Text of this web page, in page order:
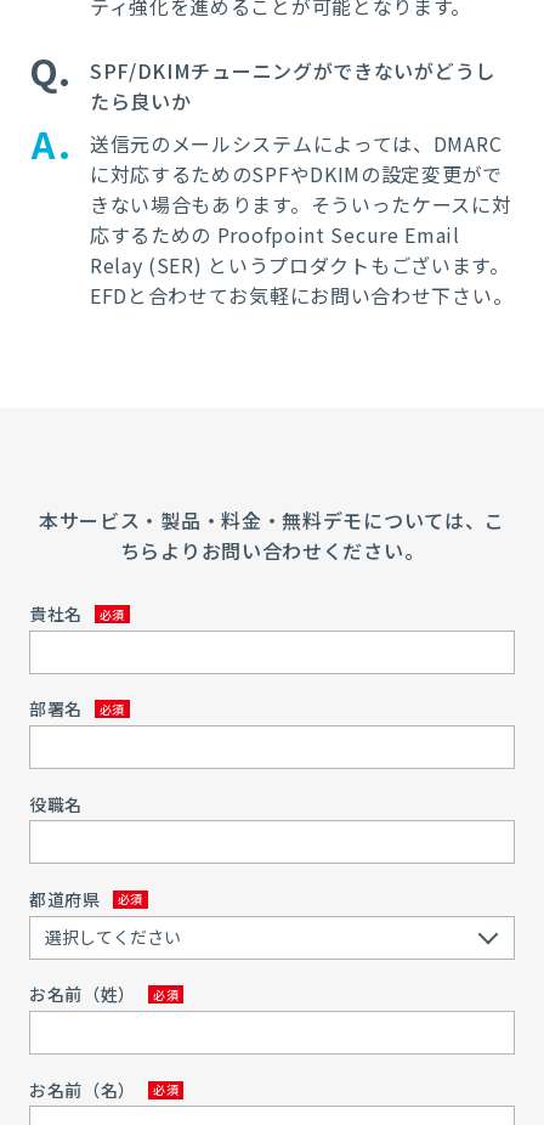
Q
SPF/DKIMチューニングができないがどうし
たら良いか
A
送信元のメールシステムによっては、DMARC
に対応するためのSPFやDKIMの設定変更がで
きない場合もあります。そういったケースに対
応するための Proofpoint Secure Email
Relay (SER) というプロダクトもございます。
EFDと合わせてお気軽にお問い合わせ下さい。
本サービス・製品・料金・無料デモについては、こ
ちらよりお問い合わせください。
貴社名
部署名
役職名
都道府県
お名前（姓）
お名前（名）